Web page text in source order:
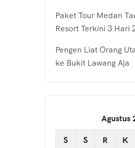
Paket Tour Medan
Resort Terkini 3 Hari
Pengen Liat Orang
ke Bukit Lawang Aja
Agustus
S S R K